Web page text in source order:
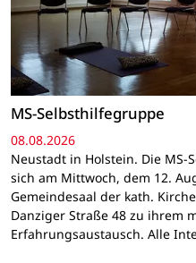
MS-Selbsthilfegruppe
08.08.2026
Neustadt in Holstein. Die
sich am Mittwoch, dem 12.
Gemeindesaal der kath.
Danziger Straße 48 zu ihrem
Erfahrungsaustausch. Alle